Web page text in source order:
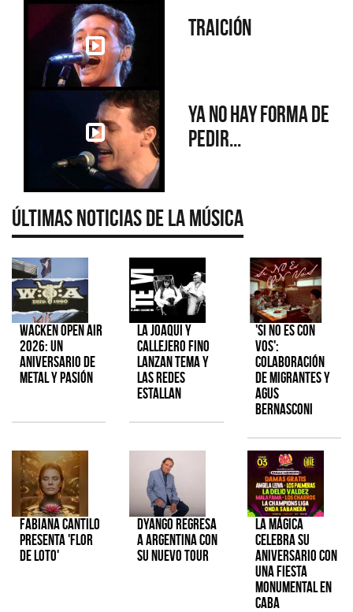
Traición
Ya no hay forma de
pedir...
Últimas Noticias de la Música
Wacken Open Air
2026: Un
aniversario de
metal y pasión
La Joaqui y
Callejero Fino
lanzan tema y
las redes
estallan
'Si No Es Con
Vos':
colaboración
de Migrantes y
Agus
Bernasconi
Fabiana Cantilo
presenta 'Flor
de Loto'
Dyango regresa
a Argentina con
su nuevo tour
La Mágica
celebra su
aniversario con
una fiesta
monumental en
CABA